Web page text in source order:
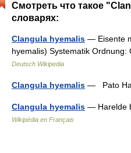
Смотреть что такое
словарях:
Clangula hyemalis — Eisente
hyemalis) Systematik
Deutsch Wikipedia
Clangula hyemalis — Pato
Clangula hyemalis — Harelde
Wikipédia en Français